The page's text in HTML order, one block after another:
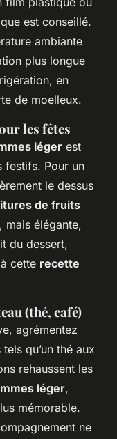
est conseillé.
ambiante
plus longue
en
de moelleux.
les fêtes
léger est
festifs. Pour un
le dessus
de fruits
mais élégante,
du dessert,
cette recette
(thé, café)
agrémentez
qu’un thé aux
rehaussent les
léger,
mémorable.
ne